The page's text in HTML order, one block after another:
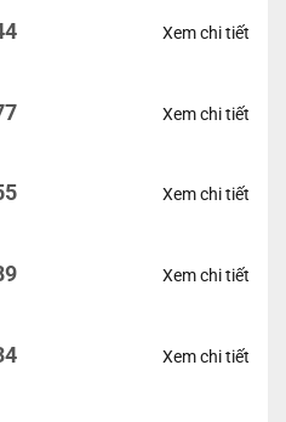
Xem chi tiết
Xem chi tiết
Xem chi tiết
Xem chi tiết
Xem chi tiết